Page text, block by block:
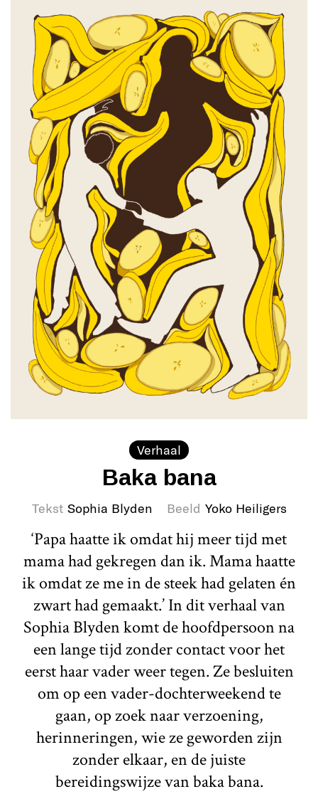
Verhaal
Baka bana
Tekst Sophia Blyden Beeld Yoko Heiligers
‘Papa haatte ik omdat hij meer tijd met
mama had gekregen dan ik. Mama haatte
ik omdat ze me in de steek had gelaten én
zwart had gemaakt.’ In dit verhaal van
Sophia Blyden komt de hoofdpersoon na
een lange tijd zonder contact voor het
eerst haar vader weer tegen. Ze besluiten
om op een vader-dochterweekend te
gaan, op zoek naar verzoening,
herinneringen, wie ze geworden zijn
zonder elkaar, en de juiste
bereidingswijze van baka bana.